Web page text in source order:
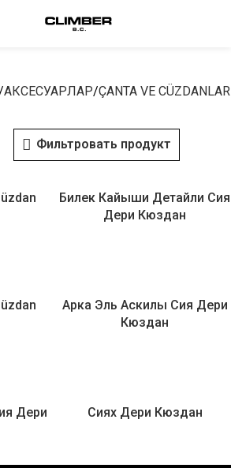
АКСЕСУАРЛАР ÇANTA VE CÜZDANLAR
Фильтровать продукт
Билек Кайыши Детайли Сия
Дери Кюздан
Арка Эль Аскилы Сия Дери
Кюздан
Дери
Сиях Дери Кюздан